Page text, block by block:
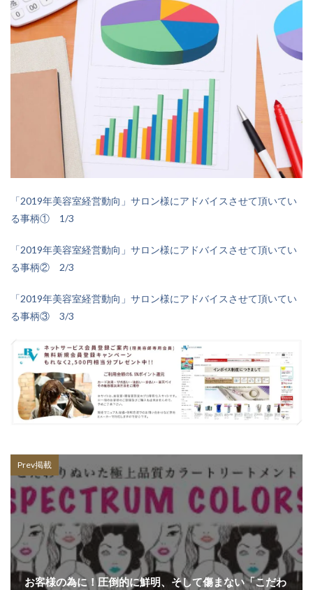
「2019年美容室経営動向」サロン様にアドバイスさせて頂いてい
る事柄① 1/3
「2019年美容室経営動向」サロン様にアドバイスさせて頂いてい
る事柄② 2/3
「2019年美容室経営動向」サロン様にアドバイスさせて頂いてい
る事柄③ 3/3
Prev掲載
お客様の為に！圧倒的に鮮明、そして傷まない「こだわ